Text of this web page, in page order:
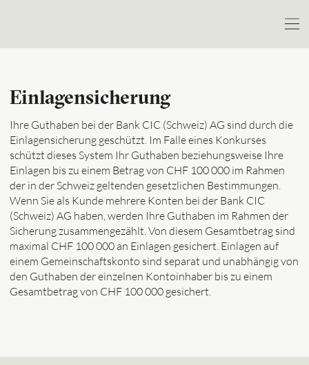
Einlagensicherung
Ihre Guthaben bei der Bank CIC (Schweiz) AG sind durch die
Einlagensicherung geschützt. Im Falle eines Konkurses
schützt dieses System Ihr Guthaben beziehungsweise Ihre
Einlagen bis zu einem Betrag von CHF 100 000 im Rahmen
der in der Schweiz geltenden gesetzlichen Bestimmungen.
Wenn Sie als Kunde mehrere Konten bei der Bank CIC
(Schweiz) AG haben, werden Ihre Guthaben im Rahmen der
Sicherung zusammengezählt. Von diesem Gesamtbetrag sind
maximal CHF 100 000 an Einlagen gesichert. Einlagen auf
einem Gemeinschaftskonto sind separat und unabhängig von
den Guthaben der einzelnen Kontoinhaber bis zu einem
Gesamtbetrag von CHF 100 000 gesichert.